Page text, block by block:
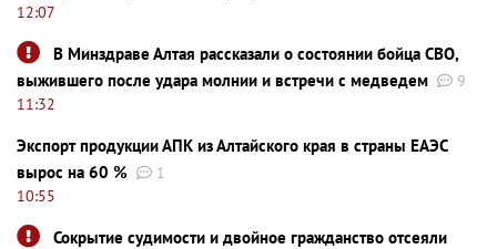
12:07
В Минздраве Алтая рассказали о состоянии бойца СВО,
выжившего после удара молнии и встречи с медведем
9
11:32
Экспорт продукции АПК из Алтайского края в страны ЕАЭС
вырос на 60 %
1
10:55
Сокрытие судимости и двойное гражданство отсеяли